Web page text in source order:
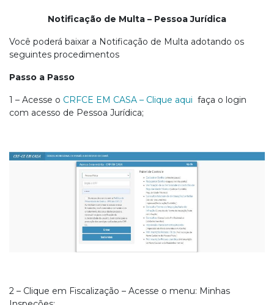
Notificação de Multa – Pessoa Jurídica
Você poderá baixar a Notificação de Multa adotando os
seguintes procedimentos
Passo a Passo
1 – Acesse o CRFCE EM CASA – Clique aqui faça o login
com acesso de Pessoa Jurídica;
2 – Clique em Fiscalização – Acesse o menu: Minhas